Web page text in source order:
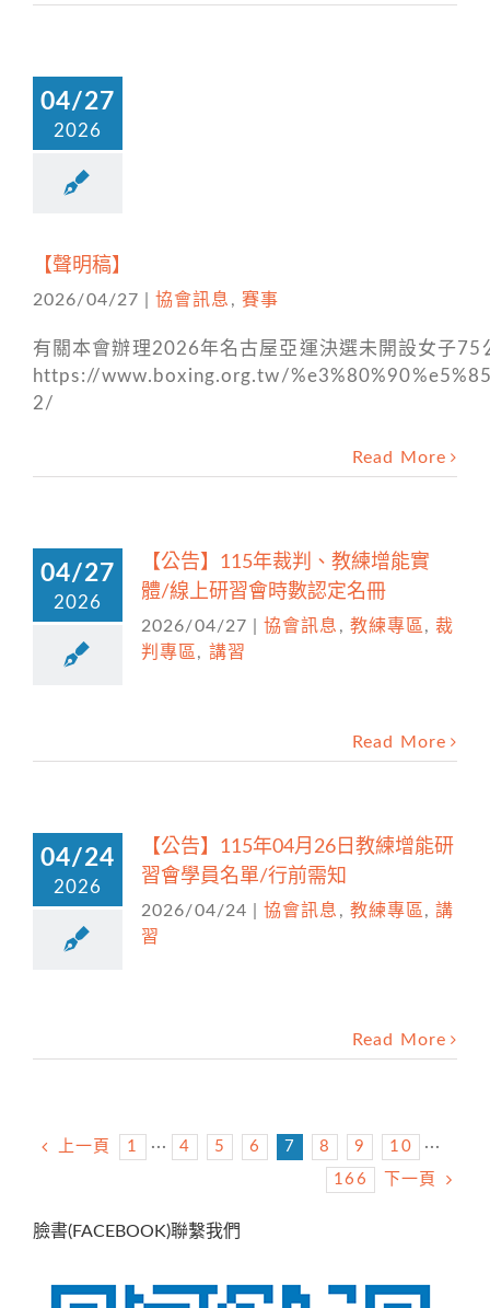
04/27
2026
【聲明稿】
2026/04/27 協會訊息 , 賽事
有關本會辦理2026年名古屋亞運決選未開設女子
https://www.boxing.org.tw/
2/
Read More
04/27
2026
【公告】115年裁判、教練增能實
體/線上研習會時數認定名冊
2026/04/27 協會訊息 , 教練專區,裁
判專區, 講習
Read More
04/24
2026
【公告】115年04月26日教練增能研
習會學員名單/行前需知
2026/04/24 協會訊息 , 教練專區,講
習
Read More
上一頁 1 ··· 4 5 6 7 8 9 10
···
166
下一頁
臉書(FACEBOOK)聯繫我們